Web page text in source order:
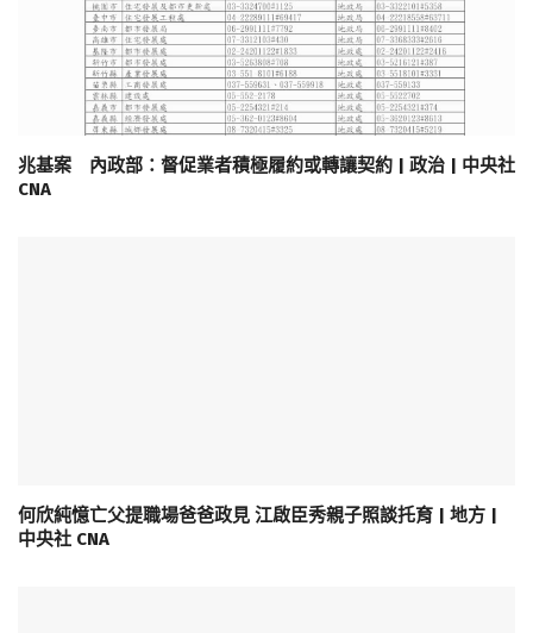
兆基案 內政部：督促業者積極履約或轉讓契約 | 政治 | 中央社
CNA
何欣純憶亡父提職場爸爸政見 江啟臣秀親子照談托育 | 地方 |
中央社 CNA